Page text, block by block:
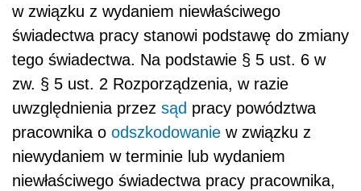
w związku z wydaniem niewłaściwego
świadectwa pracy stanowi podstawę do zmiany
tego świadectwa. Na podstawie § 5 ust. 6 w
zw. § 5 ust. 2 Rozporządzenia, w razie
uwzględnienia przez sąd pracy powództwa
pracownika o odszkodowanie w związku z
niewydaniem w terminie lub wydaniem
niewłaściwego świadectwa pracy pracownika,